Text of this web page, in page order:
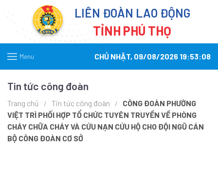
LIÊN ĐOÀN LAO ĐỘNG
TỈNH PHÚ THỌ
Menu CHỦ NHẬT, 09/08/2026 19:53:08
Tin tức công đoàn
Trang chủ Tin tức công đoàn
CÔNG ĐOÀN PHƯỜNG
VIỆT TRÌ PHỐI HỢP TỔ CHỨC TUYÊN TRUYỀN VỀ PHÒNG
CHÁY CHỮA CHÁY VÀ CỨU NẠN CỨU HỘ CHO ĐỘI NGŨ CÁN
BỘ CÔNG ĐOÀN CƠ SỞ